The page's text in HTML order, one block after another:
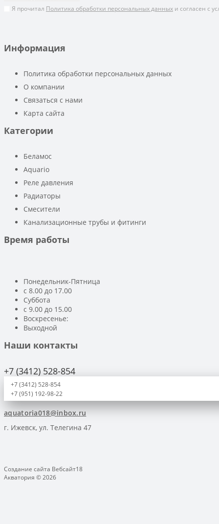
Я прочитал Политика обработки персональных данных и согласен с
Информация
Политика обработки персональных данных
О компании
Связаться с нами
Карта сайта
Категории
Беламос
Aquario
Реле давления
Радиаторы
Смесители
Канализационные трубы и фитинги
Время работы
Понедельник-Пятница
с 8.00 до 17.00
Суббота
с 9.00 до 15.00
Воскресенье:
Выходной
Наши контакты
+7 (3412) 528-854
+7 (3412) 528-854
+7 (951) 192-98-22
aquatoria018@inbox.ru
г. Ижевск, ул. Телегина 47
Создание сайта Вебсайт18
Акватория © 2026